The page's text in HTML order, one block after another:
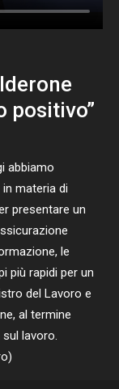
positivo”
abbiamo
materia di
presentare un
le
più rapidi per un
del Lavoro e
al termine
lavoro.